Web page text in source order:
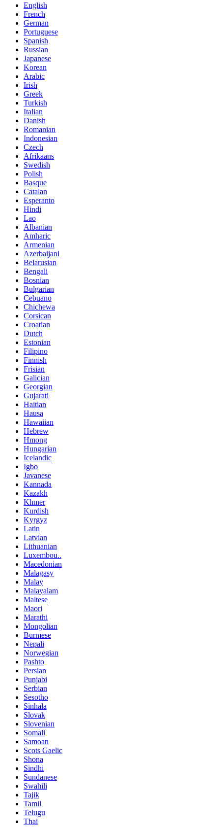
English
French
German
Portuguese
Spanish
Russian
Japanese
Korean
Arabic
Irish
Greek
Turkish
Italian
Danish
Romanian
Indonesian
Czech
Afrikaans
Swedish
Polish
Basque
Catalan
Esperanto
Hindi
Lao
Albanian
Amharic
Armenian
Azerbaijani
Belarusian
Bengali
Bosnian
Bulgarian
Cebuano
Chichewa
Corsican
Croatian
Dutch
Estonian
Filipino
Finnish
Frisian
Galician
Georgian
Gujarati
Haitian
Hausa
Hawaiian
Hebrew
Hmong
Hungarian
Icelandic
Igbo
Javanese
Kannada
Kazakh
Khmer
Kurdish
Kyrgyz
Latin
Latvian
Lithuanian
Luxembou..
Macedonian
Malagasy
Malay
Malayalam
Maltese
Maori
Marathi
Mongolian
Burmese
Nepali
Norwegian
Pashto
Persian
Punjabi
Serbian
Sesotho
Sinhala
Slovak
Slovenian
Somali
Samoan
Scots Gaelic
Shona
Sindhi
Sundanese
Swahili
Tajik
Tamil
Telugu
Thai